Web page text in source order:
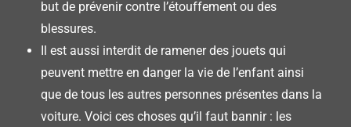
but de prévenir contre l’étouffement ou des
blessures.
Il est aussi interdit de ramener des jouets qui
peuvent mettre en danger la vie de l’enfant ainsi
que de tous les autres personnes présentes dans la
voiture. Voici ces choses qu’il faut bannir : les